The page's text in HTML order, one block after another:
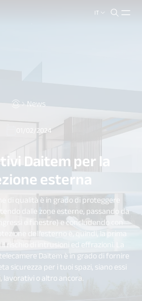
IT
News
01/02/2024
Daitem per la
esterna
di qualità è in grado di proteggere
dalle zone esterne, passando da
e finestre) e concludendo con
dell’esterno è, quindi, la prima
rischio di intrusioni ed effrazioni. La
Daitem è in grado di fornire
sicurezza per i tuoi spazi, siano essi
lavorativi o altro ancora.